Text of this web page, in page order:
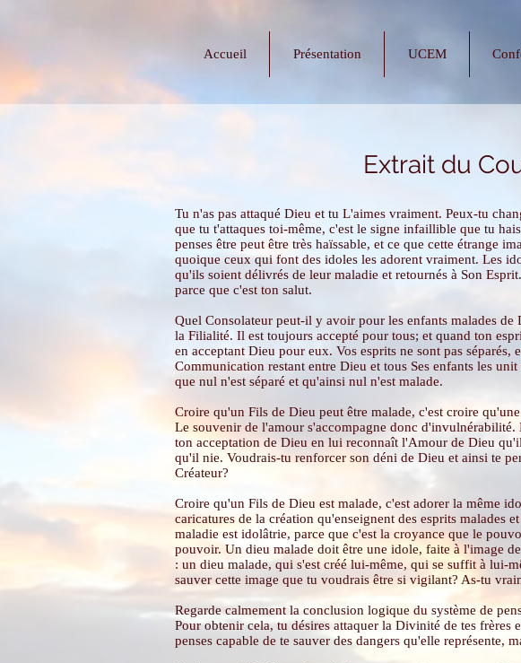
Accueil Présentation UCEM
Extrait du
Tu n'as pas attaqué Dieu et tu L'aimes vraiment. Peux-tu
que tu t'attaques toi-même, c'est le signe infaillible que tu
penses être peut être très haïssable, et ce que cette étrange
quoique ceux qui font des idoles les adorent vraiment. Les
qu'ils soient délivrés de leur maladie et retournés à Son
parce que c'est ton salut.
Quel Consolateur peut-il y avoir pour les enfants malades
la Filialité. Il est toujours accepté pour tous; et quand ton
en acceptant Dieu pour eux. Vos esprits ne sont pas
Communication restant entre Dieu et tous Ses enfants les
que nul n'est séparé et qu'ainsi nul n'est malade.
Croire qu'un Fils de Dieu peut être malade, c'est croire
Le souvenir de l'amour s'accompagne donc
ton acceptation de Dieu en lui reconnaît l'Amour de Dieu
qu'il nie. Voudrais-tu renforcer son déni de Dieu et ainsi te
Créateur?
Croire qu'un Fils de Dieu est malade, c'est adorer la même
caricatures de la création qu'enseignent des esprits malades
maladie est idolâtrie, parce que c'est la croyance que le
pouvoir. Un dieu malade doit être une idole, faite à l'image
: un dieu malade, qui s'est créé lui-même, qui se suffit à lui-
sauver cette image que tu voudrais être si vigilant? As-tu
Regarde calmement la conclusion logique du système de
Pour obtenir cela, tu désires attaquer la Divinité de tes
penses capable de te sauver des dangers qu'elle représente,